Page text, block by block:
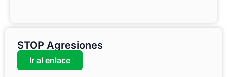
STOP Agresiones
Ir al enlace